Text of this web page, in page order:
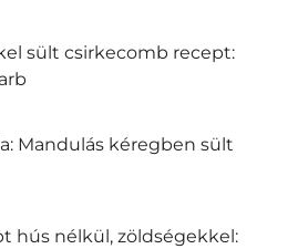
sült csirkecomb recept:
Mandulás kéregben sült
hús nélkül, zöldségekkel: